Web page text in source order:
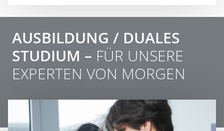
AUSBILDUNG / DUALES
STUDIUM – FÜR UNSERE
EXPERTEN VON MORGEN